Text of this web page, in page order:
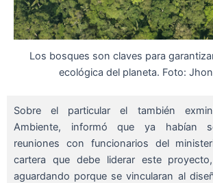
Los bosques son claves para
ecológica del planeta. Foto:
Sobre el particular el también
Ambiente, informó que ya habían
reuniones con funcionarios del
cartera que debe liderar este
aguardando porque se vincularan al